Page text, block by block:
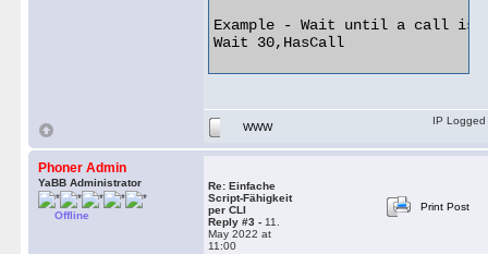
Example - Wait until a call is
Wait 30,HasCall
WWW
IP Logged
Phoner Admin
YaBB Administrator
Offline
Re: Einfache
Script-Fähigkeit
per CLI
Reply #3 - 11.
May 2022 at
11:00
Print Post